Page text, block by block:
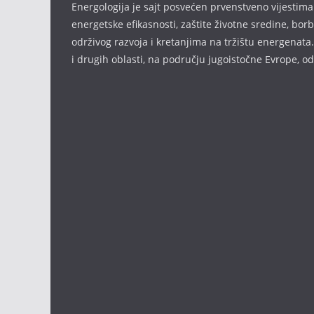
Energologija je sajt posvećen prvenstveno
energetske efikasnosti, zaštite životne sredine,
održivog razvoja i kretanjima na tržištu
i drugih oblasti, na području jugoistočne Evrope,